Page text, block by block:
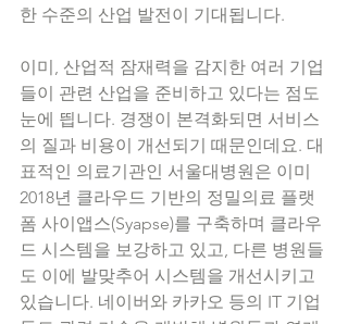
한 수준의 산업 발전이 기대됩니다.
이미, 산업적 잠재력을 감지한 여러 기업
들이 관련 산업을 준비하고 있다는 점도
눈에 띕니다. 경쟁이 본격화되면 서비스
의 질과 비용이 개선되기 때문인데요. 대
표적인 의료기관인 서울대병원은 이미
2018년 클라우드 기반의 정밀의료 플랫
폼 사이앱스(Syapse)를 구축하며 클라우
드 시스템을 보강하고 있고, 다른 병원들
도 이에 발맞추어 시스템을 개선시키고
있습니다. 네이버와 카카오 등의 IT 기업